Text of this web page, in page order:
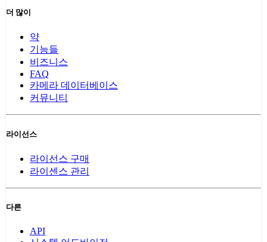
더 많이
약
기능들
비즈니스
FAQ
카메라 데이터베이스
커뮤니티
라이선스
라이선스 구매
라이센스 관리
다른
API